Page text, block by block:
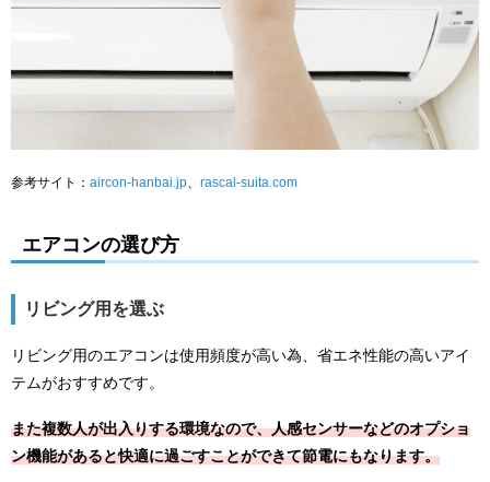
参考サイト： aircon-hanbai.jp rascal-suita.com
エアコンの選び方
リビング用を選ぶ
リビング用のエアコンは使用頻度が高い為、省エネ性能の高いアイ
テムがおすすめです。
また複数人が出入りする環境なので、人感センサーなどのオプショ
ン機能があると快適に過ごすことができて節電にもなります。